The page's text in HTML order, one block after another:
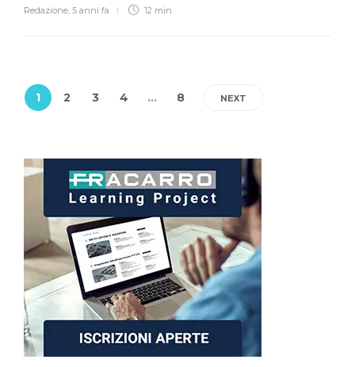
Redazione 5 anni fa 12 min
1 2 3 4 … 8 NEXT